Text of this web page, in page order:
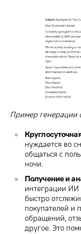
Пример генерации
нуждается во
общаться с
ночи.
Получение и
интеграции ИИ
быстро
покупателей и
обращений,
другое. Это